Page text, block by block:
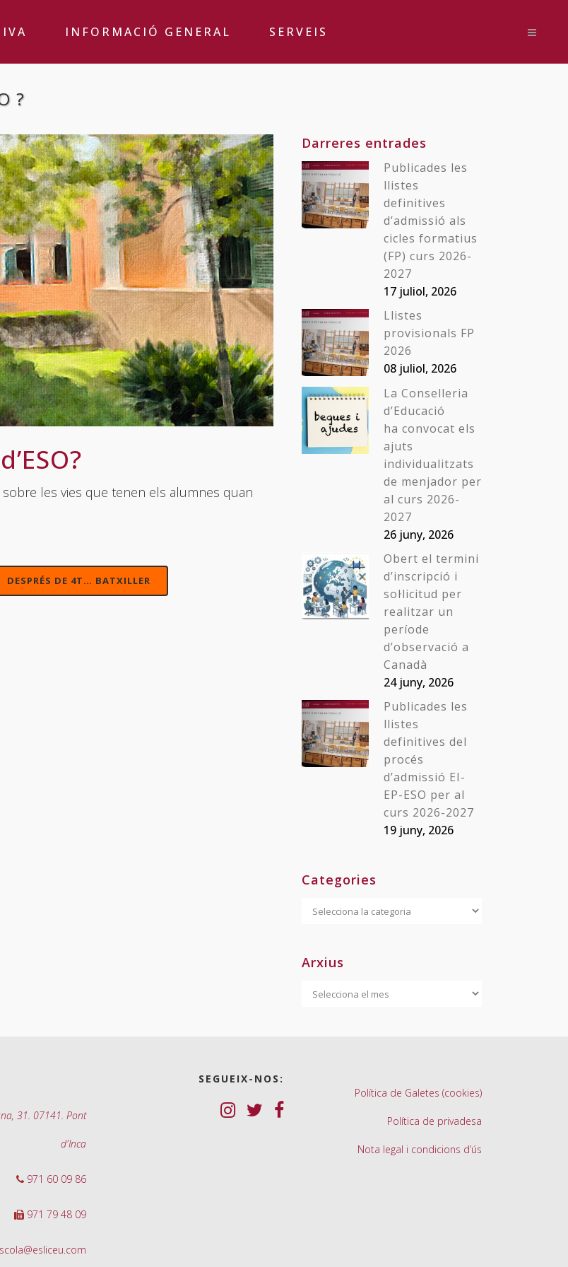
INFORMACIÓ GENERAL SERVEIS
les vies que tenen els alumnes quan
DESPRÉS DE 4T… BATXILLER
Darreres entrades
Publicades les
llistes
definitives
d’admissió als
cicles formatius
(FP) curs 2026-
2027
17 juliol, 2026
Llistes
provisionals FP
2026
08 juliol, 2026
La Conselleria
d’Educació
ha convocat els
ajuts
individualitzats
de menjador per
al curs 2026-
2027
26 juny, 2026
Obert el termini
d’inscripció i
sol·licitud per
realitzar un
període
d’observació a
Canadà
24 juny, 2026
Publicades les
llistes
definitives del
procés
d’admissió EI-
EP-ESO per al
curs 2026-2027
19 juny, 2026
Categories
Categories
Arxius
Arxius
31. 07141. Pont
d'Inca
971 60 09 86
971 79 48 09
SEGUEIX-NOS:
Política de Galetes (cookies)
Política de privadesa
Nota legal i condicions d’ús